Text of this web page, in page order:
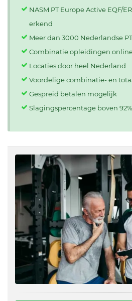
NASM PT Europe Active EQF/
erkend
Meer dan 3000 Nederlandse
Combinatie opleidingen
Locaties door heel Nederland
Voordelige combinatie- en
Gespreid betalen mogelijk
Slagingspercentage boven 92%